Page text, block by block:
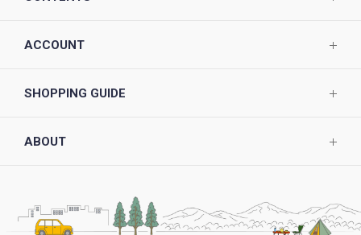
ACCOUNT
SHOPPING GUIDE
ABOUT